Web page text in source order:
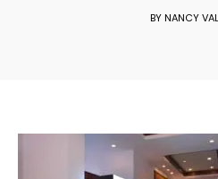
BY NANCY